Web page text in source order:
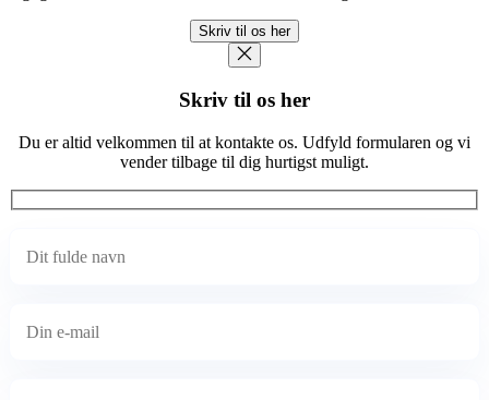
Skriv til os her
Skriv til os her
Du er altid velkommen til at kontakte os. Udfyld formularen og vi
vender tilbage til dig hurtigst muligt.